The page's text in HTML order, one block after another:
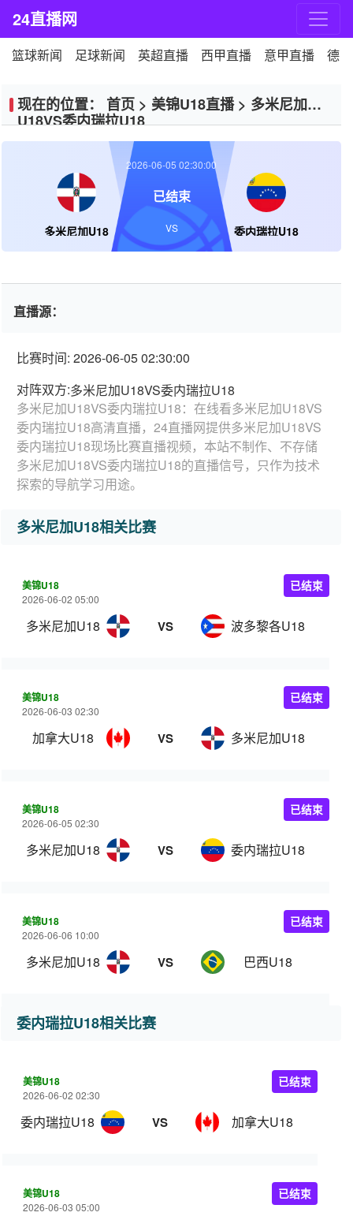
24直播网
篮球新闻 足球新闻 英超直播 西甲直播 意甲直播 德
现在的位置： 首页 > 美锦U18直播> 多米尼加
U18VS委内瑞拉U18
多米尼加U18 委内瑞拉U18
2026-06-05 02:30:00
已结束
VS
直播源：
比赛时间: 2026-06-05 02:30:00
对阵双方:多米尼加U18VS委内瑞拉U18
多米尼加U18VS委内瑞拉U18：在线看多米尼加U18VS
委内瑞拉U18高清直播，24直播网提供多米尼加U18VS
委内瑞拉U18现场比赛直播视频，本站不制作、不存储
多米尼加U18VS委内瑞拉U18的直播信号，只作为技术
探索的导航学习用途。
多米尼加U18相关比赛
美锦U18
2026-06-02 05:00
多米尼加U18 VS 波多黎各U18
已结束
美锦U18
2026-06-03 02:30
加拿大U18 VS 多米尼加U18
已结束
美锦U18
2026-06-05 02:30
多米尼加U18 VS 委内瑞拉U18
已结束
美锦U18
2026-06-06 10:00
多米尼加U18 VS 巴西U18
已结束
委内瑞拉U18相关比赛
美锦U18
2026-06-02 02:30
委内瑞拉U18 VS 加拿大U18
已结束
美锦U18
2026-06-03 05:00
已结束